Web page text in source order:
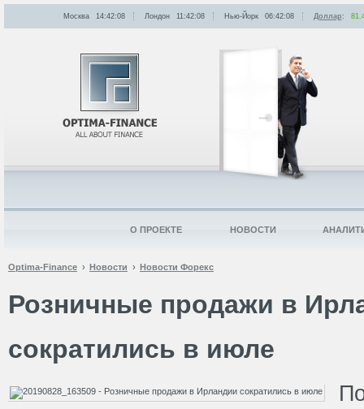
Optima-Finance Новости Новости Форекс
Розничные продажи в
сократились в июле
Москва 14:42:08 Лондон 11:42:08 Нью-Йорк 06:42:08 Доллар:
О ПРОЕКТЕ НОВОСТИ